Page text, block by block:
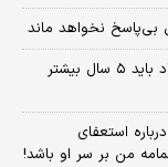
بی‌پاسخ نخواهد ماند
جزئیات صدور احکام بازنشستگی اعلام شد/ این افراد باید ۵ سال بیشتر
استعفای
من بر سر او باشد!